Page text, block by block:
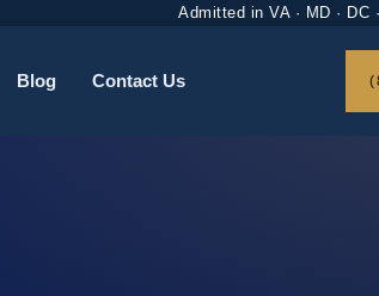
Admitted in VA · MD · DC
Blog Contact Us